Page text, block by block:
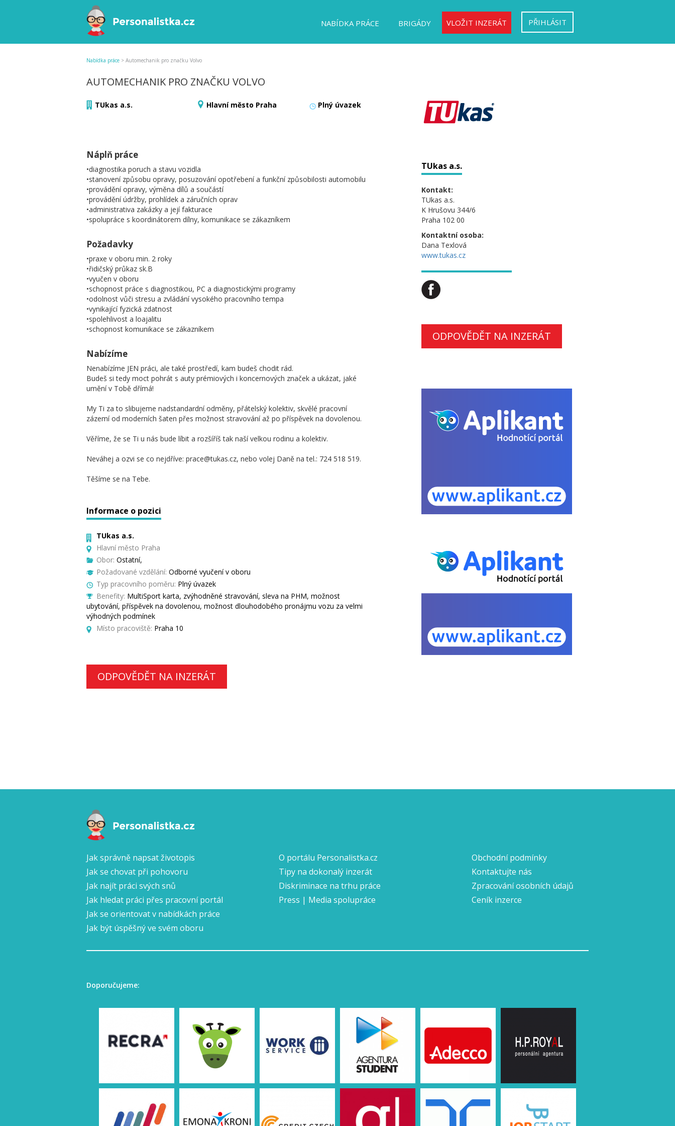
NABÍDKA PRÁCE BRIGÁDY VLOŽIT INZERÁT PŘIHLÁSIT
Nabídka práce > Automechanik pro značku Volvo
AUTOMECHANIK PRO ZNAČKU VOLVO
TUkas a.s. Hlavní město Praha Plný úvazek
Náplň práce
•diagnostika poruch a stavu vozidla
•stanovení způsobu opravy, posuzování opotřebení a funkční způsobilosti automobilu
•provádění opravy, výměna dílů a součástí
•provádění údržby, prohlídek a záručních oprav
•administrativa zakázky a její fakturace
•spolupráce s koordinátorem dílny, komunikace se zákazníkem
Požadavky
•praxe v oboru min. 2 roky
•řidičský průkaz sk.B
•vyučen v oboru
•schopnost práce s diagnostikou, PC a diagnostickými programy
•odolnost vůči stresu a zvládání vysokého pracovního tempa
•vynikající fyzická zdatnost
•spolehlivost a loajalitu
•schopnost komunikace se zákazníkem
Nabízíme
Nenabízíme JEN práci, ale také prostředí, kam budeš chodit rád.
Budeš si tedy moct pohrát s auty prémiových i koncernových značek a ukázat, jaké
umění v Tobě dřímá!
My Ti za to slibujeme nadstandardní odměny, přátelský kolektiv, skvělé pracovní
zázemí od moderních šaten přes možnost stravování až po příspěvek na dovolenou.
Věříme, že se Ti u nás bude líbit a rozšíříš tak naší velkou rodinu a kolektiv.
Neváhej a ozvi se co nejdříve: prace@tukas.cz, nebo volej Daně na tel.: 724 518 519.
Těšíme se na Tebe.
Informace o pozici
TUkas a.s.
Hlavní město Praha
Obor: Ostatní,
Požadované vzdělání: Odborné vyučení v oboru
Typ pracovního poměru: Plný úvazek
Benefity: MultiSport karta, zvýhodněné stravování, sleva na PHM, možnost
ubytování, příspěvek na dovolenou, možnost dlouhodobého pronájmu vozu za velmi
výhodných podmínek
Místo pracoviště: Praha 10
ODPOVĚDĚT NA INZERÁT
TUkas a.s.
Kontakt:
TUkas a.s.
K Hrušovu 344/6
Praha 102 00
Kontaktní osoba:
Dana Texlová
www.tukas.cz
ODPOVĚDĚT NA INZERÁT
Jak správně napsat životopis
Jak se chovat při pohovoru
Jak najít práci svých snů
Jak hledat práci přes pracovní portál
Jak se orientovat v nabídkách práce
Jak být úspěšný ve svém oboru
O portálu Personalistka.cz
Tipy na dokonalý inzerát
Diskriminace na trhu práce
Press | Media spolupráce
Obchodní podmínky
Kontaktujte nás
Zpracování osobních údajů
Ceník inzerce
Doporučujeme: